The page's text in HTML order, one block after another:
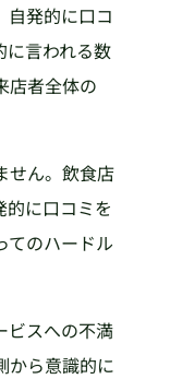
自発的に口コ
に言われる数
店者全体の
せん。飲食店
的に口コミを
てのハードル
ビスへの不満
から意識的に